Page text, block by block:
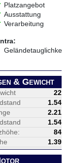
Platzangebot
Ausstattung
Verarbeitung
Geländetauglichkeit
& Gewicht
229
1.545
2.215
1.545
845
1.390